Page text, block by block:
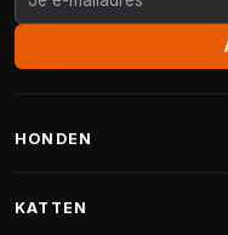
HONDEN
KATTEN